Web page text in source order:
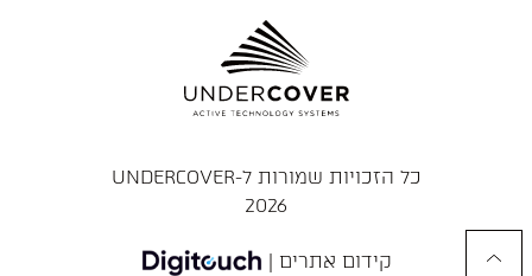
כל הזכויות שמורות ל-UNDERCOVER
2026
קידום אתרים